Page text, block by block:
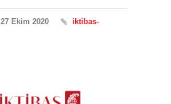
27 Ekim 2020 iktibas-